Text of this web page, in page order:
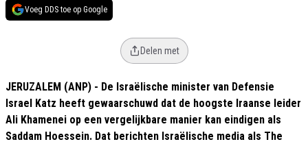
Voeg DDS toe op Google
Delen met
JERUZALEM (ANP) - De Israëlische minister van Defensie
Israel Katz heeft gewaarschuwd dat de hoogste Iraanse leider
Ali Khamenei op een vergelijkbare manier kan eindigen als
Saddam Hoessein. Dat berichten Israëlische media als The